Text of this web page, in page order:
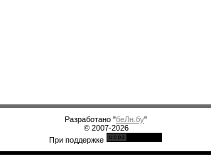
Разработано "беЛн.бу"
© 2007-2026
При поддержке